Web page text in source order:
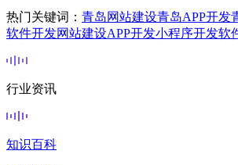
热门关键词： 青岛网站建设青岛APP开发
软件开发网站建设APP开发小程序开发软
行业资讯
知识百科